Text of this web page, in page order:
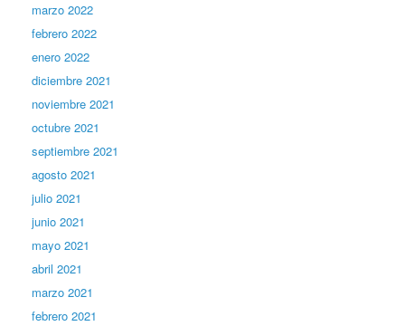
marzo 2022
febrero 2022
enero 2022
diciembre 2021
noviembre 2021
octubre 2021
septiembre 2021
agosto 2021
julio 2021
junio 2021
mayo 2021
abril 2021
marzo 2021
febrero 2021